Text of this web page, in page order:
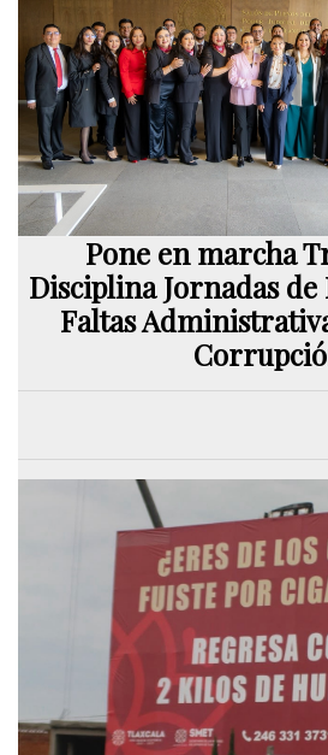
Pone en marcha
Disciplina Jornadas
Faltas